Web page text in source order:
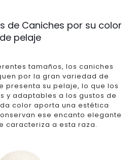
de Caniches por su color
de pelaje
tamaños, los caniches
por la gran variedad de
presenta su pelaje, lo que los
y adaptables a los gustos de
color aporta una estética
ese encanto elegante
caracteriza a esta raza.